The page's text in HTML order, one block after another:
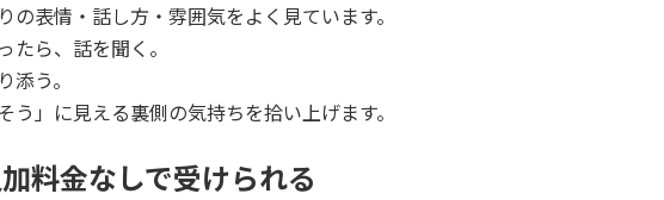
の表情・話し方・雰囲気をよく見ています。
たら、話を聞く。
う。
う」に見える裏側の気持ちを拾い上げます。
料金なしで受けられる